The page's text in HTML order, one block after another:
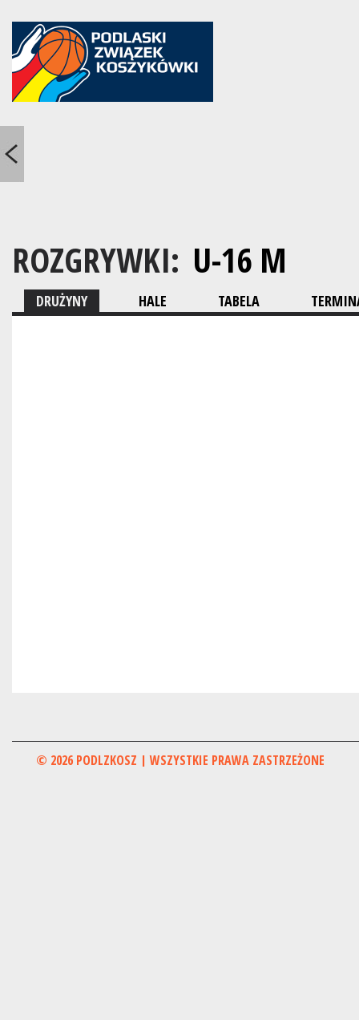
ROZGRYWKI: U-16 M
DRUŻYNY HALE TABELA
© 2026 PODLZKOSZ | WSZYSTKIE PRAWA ZASTRZEŻONE